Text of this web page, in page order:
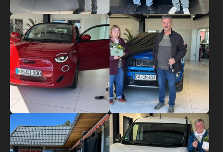
Show larger version Show larger version
Show larger version Show larger version